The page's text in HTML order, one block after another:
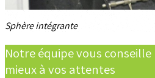
Sphère intégrante
Notre équipe vous
mieux à vos attentes